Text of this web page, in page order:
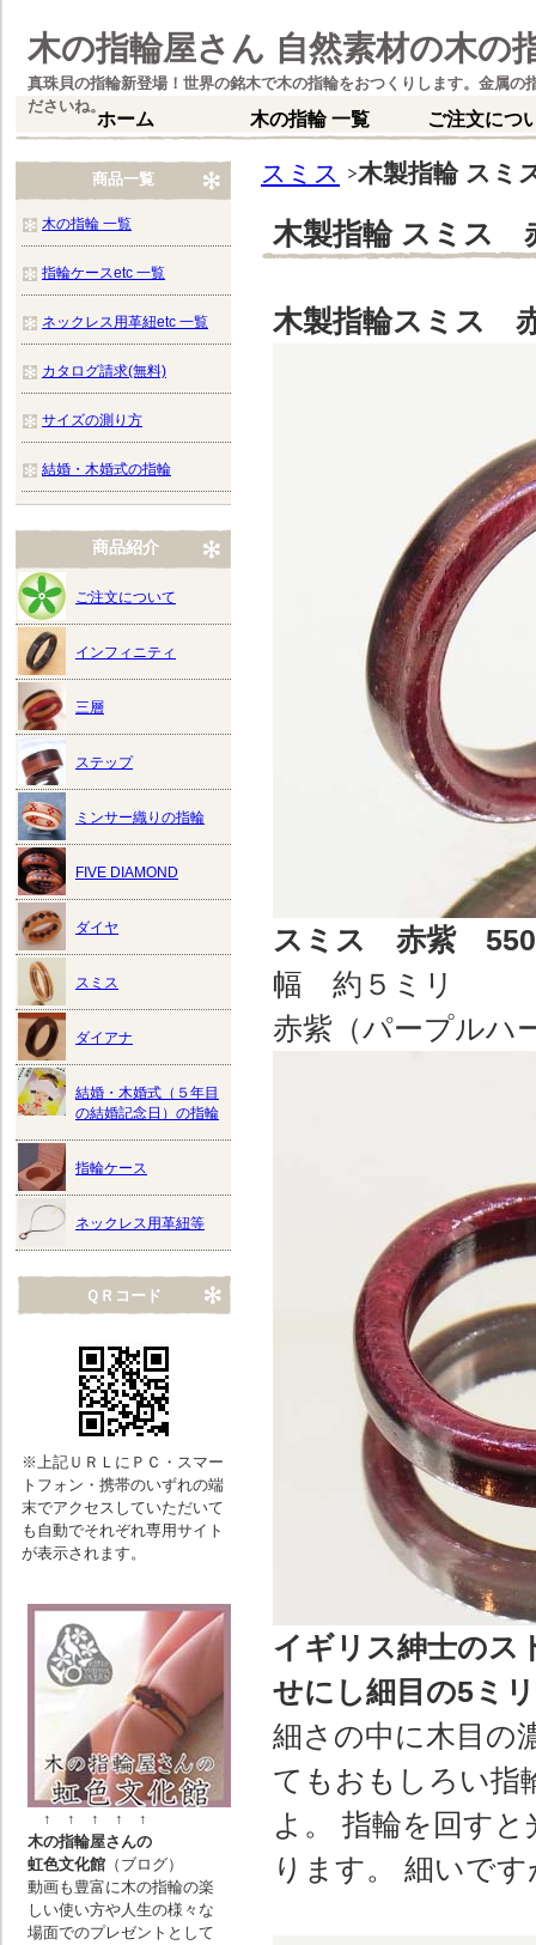
木の指輪屋さん 自然素材の木の
真珠貝の指輪新登場！世界の銘木で木の指輪をおつくりします。金属
ださいね。
ホーム 木の指輪 一覧 ご注文につ
スミス 木製指輪 ス
木製指輪 スミス
木製指輪スミス
スミス 赤紫
幅 約５ミリ
赤紫（パープル
イギリス紳士のス
せにし細目の5ミ
細さの中に木目の
てもおもしろい指
よ。 指輪を回す
ります。 細いで
商品一覧
木の指輪 一覧
指輪ケースetc 一覧
ネックレス用革紐etc 一覧
カタログ請求(無料)
サイズの測り方
結婚・木婚式の指輪
商品紹介
ご注文について
インフィニティ
三層
ステップ
ミンサー織りの指輪
FIVE DIAMOND
ダイヤ
スミス
ダイアナ
結婚・木婚式（５年目
の結婚記念日）の指輪
指輪ケース
ネックレス用革紐等
ＱＲコード
※上記ＵＲＬにＰＣ・スマー
トフォン・携帯のいずれの端
末でアクセスしていただいて
も自動でそれぞれ専用サイト
が表示されます。
↑ ↑ ↑ ↑ ↑
木の指輪屋さんの
虹色文化館 （ブログ）
動画も豊富に木の指輪の楽
しい使い方や人生の様々な
場面でのプレゼントとして